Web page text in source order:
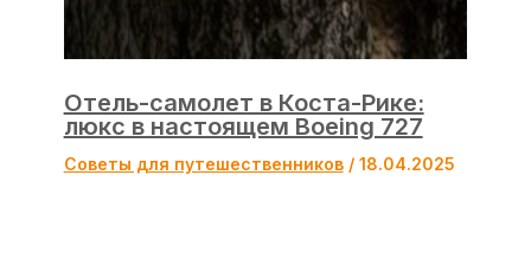
Отель-самолет в Коста-Рике:
люкс в настоящем Boeing 727
Советы для путешественников/ 18.04.2025